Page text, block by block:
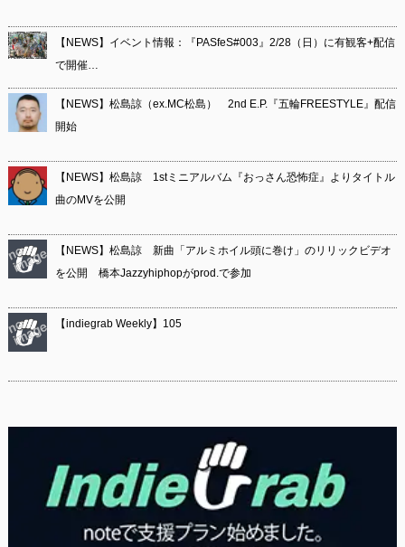
【NEWS】イベント情報：『PASfeS#003』2/28（日）に有観客+配信
で開催…
【NEWS】松島諒（ex.MC松島） 2nd E.P.『五輪FREESTYLE』配信
開始
【NEWS】松島諒 1stミニアルバム『おっさん恐怖症』よりタイトル
曲のMVを公開
【NEWS】松島諒 新曲「アルミホイル頭に巻け」のリリックビデオ
を公開 橋本Jazzyhiphopがprod.で参加
【indiegrab Weekly】105